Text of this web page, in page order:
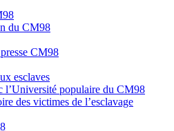
du CM98
CM98
esclaves
l’Université populaire du CM98
des victimes de l’esclavage